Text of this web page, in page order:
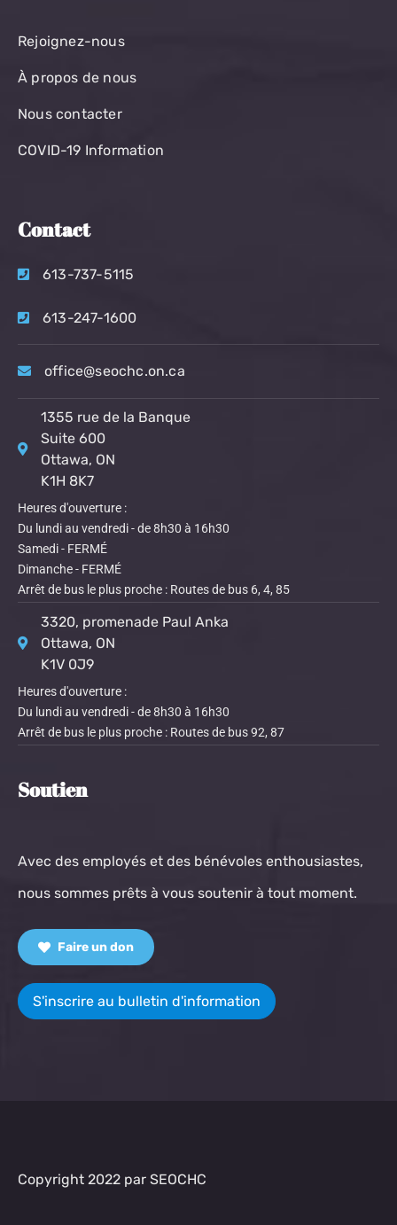
Rejoignez-nous
À propos de nous
Nous contacter
COVID-19 Information
Contact
613-737-5115
613-247-1600
office@seochc.on.ca
1355 rue de la Banque
Suite 600
Ottawa, ON
K1H 8K7
Heures d'ouverture :
Du lundi au vendredi - de 8h30 à 16h30
Samedi - FERMÉ
Dimanche - FERMÉ
Arrêt de bus le plus proche : Routes de bus 6, 4, 85
3320, promenade Paul Anka
Ottawa, ON
K1V 0J9
Heures d'ouverture :
Du lundi au vendredi - de 8h30 à 16h30
Arrêt de bus le plus proche : Routes de bus 92, 87
Soutien
Avec des employés et des bénévoles enthousiastes,
nous sommes prêts à vous soutenir à tout moment.
Faire un don
S'inscrire au bulletin d'information
Copyright 2022 par SEOCHC